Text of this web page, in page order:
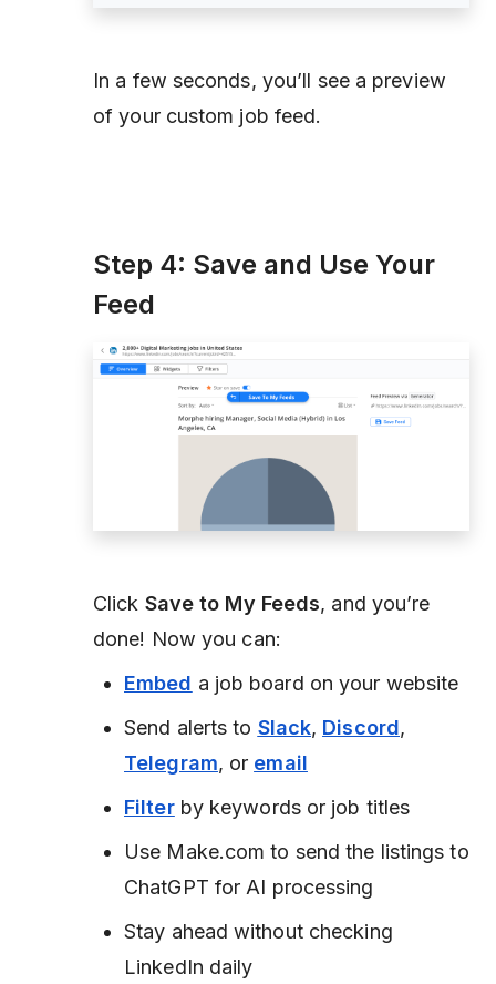
In a few seconds, you’ll see a preview
of your custom job feed.
Step 4: Save and Use Your
Feed
Click Save to My Feeds, and you’re
done! Now you can:
Embed a job board on your website
Send alerts to Slack, Discord,
Telegram, or email
Filterby keywords or job titles
Use Make.com to send the listings to
ChatGPT for AI processing
Stay ahead without checking
LinkedIn daily